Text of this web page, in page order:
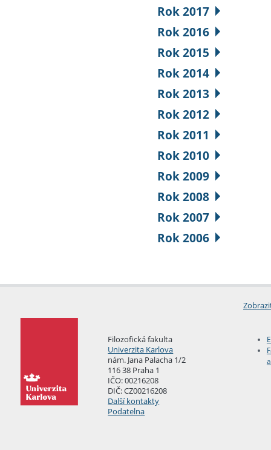
Rok 2017
Rok 2016
Rok 2015
Rok 2014
Rok 2013
Rok 2012
Rok 2011
Rok 2010
Rok 2009
Rok 2008
Rok 2007
Rok 2006
Filozofická fakulta
Univerzita Karlova
nám. Jana Palacha 1/2
116 38 Praha 1
IČO: 00216208
DIČ: CZ00216208
Další kontakty
Podatelna